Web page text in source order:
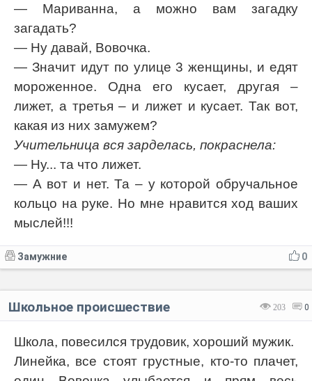
— Мариванна, а можно вам загадку
загадать?
— Ну давай, Вовочка.
— Значит идут по улице 3 женщины, и едят
мороженное. Одна его кусает, другая –
лижет, а третья – и лижет и кусает. Так вот,
какая из них замужем?
Учительница вся зарделась, покраснела:
— Ну... та что лижет.
— А вот и нет. Та – у которой обручальное
кольцо на руке. Но мне нравится ход ваших
мыслей!!!
0
Замужние
203 0
Школьное происшествие
Школа, повесился трудовик, хороший мужик.
Линейка, все стоят грустные, кто-то плачет,